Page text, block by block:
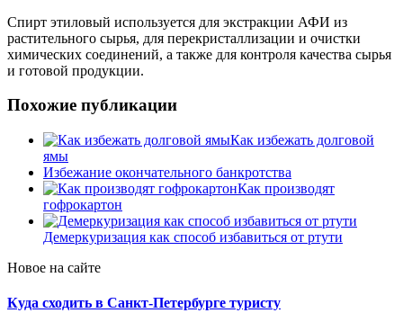
Спирт этиловый используется для экстракции АФИ из
растительного сырья, для перекристаллизации и очистки
химических соединений, а также для контроля качества сырья
и готовой продукции.
Похожие публикации
Как избежать долговой
ямы
Избежание окончательного банкротства
Как производят
гофрокартон
Демеркуризация как способ избавиться от ртути
Новое на сайте
Куда сходить в Санкт-Петербурге туристу